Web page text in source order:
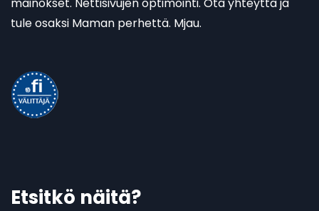
tule osaksi Maman perhettä. Mjau.
Etsitkö näitä?